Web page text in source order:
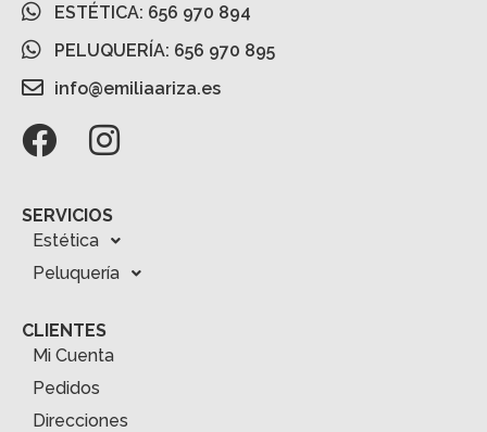
ESTÉTICA: 656 970 894
PELUQUERÍA: 656 970 895
info@emiliaariza.es
SERVICIOS
Estética
Peluquería
CLIENTES
Mi Cuenta
Pedidos
Direcciones